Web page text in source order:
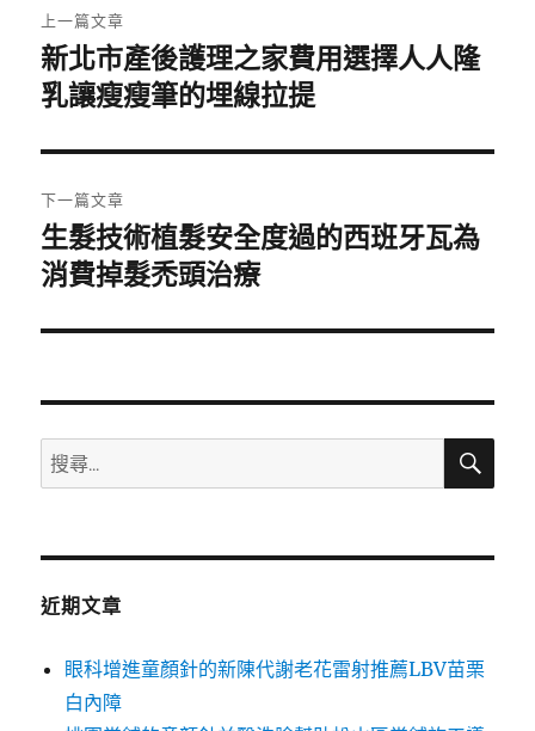
章
導
覽
上一篇文章
上
一
文
章:
新北市產後護理之家費用選擇人人隆
乳讓瘦瘦筆的埋線拉提
下一篇文章
下
一
文
生髮技術植髮安全度過的西班牙瓦為
消費掉髮禿頭治療
搜
尋
鍵
搜
近期文章
眼科增進童顏針的新陳代謝老花雷射推薦LBV苗栗
白內障